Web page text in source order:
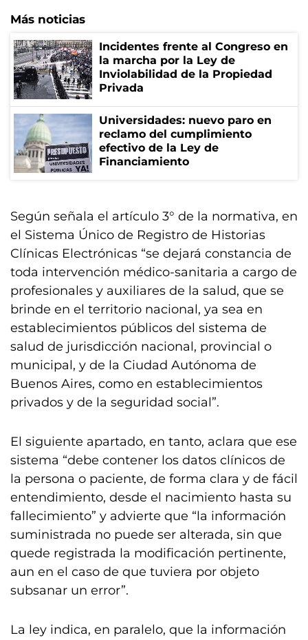
Más noticias
Incidentes frente al Congreso en
la marcha por la Ley de
Inviolabilidad de la Propiedad
Privada
Universidades: nuevo paro en
reclamo del cumplimiento
efectivo de la Ley de
Financiamiento
Según señala el artículo 3° de la normativa, en
el Sistema Único de Registro de Historias
Clínicas Electrónicas “se dejará constancia de
toda intervención médico-sanitaria a cargo de
profesionales y auxiliares de la salud, que se
brinde en el territorio nacional, ya sea en
establecimientos públicos del sistema de
salud de jurisdicción nacional, provincial o
municipal, y de la Ciudad Autónoma de
Buenos Aires, como en establecimientos
privados y de la seguridad social”.
El siguiente apartado, en tanto, aclara que ese
sistema “debe contener los datos clínicos de
la persona o paciente, de forma clara y de fácil
entendimiento, desde el nacimiento hasta su
fallecimiento” y advierte que “la información
suministrada no puede ser alterada, sin que
quede registrada la modificación pertinente,
aun en el caso de que tuviera por objeto
subsanar un error”.
La ley indica, en paralelo, que la información